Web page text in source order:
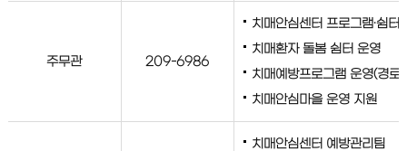
주무관 209-6986
치매안심센터 프로그램·쉼터
치매환자 돌봄 쉼터 운영
치매예방프로그램 운영(경로
치매안심마을 운영 지원
치매안심센터 예방관리팀